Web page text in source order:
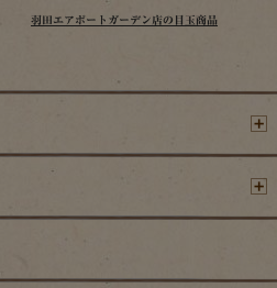
羽田エアポートガーデン店の目玉商品